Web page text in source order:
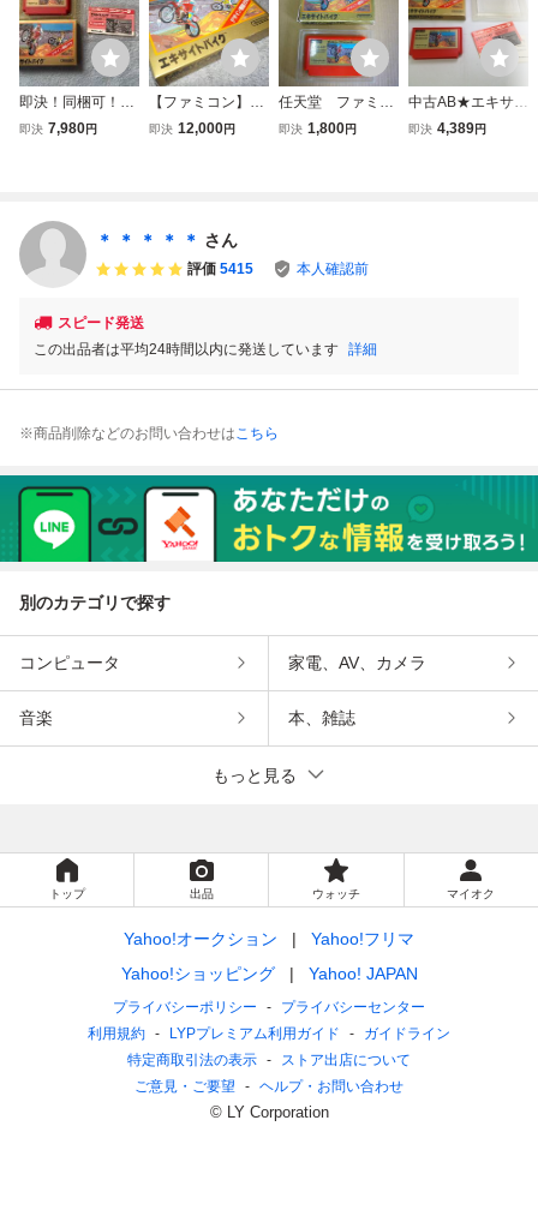
即決！同梱可！
美品 ファミコ
即決 7,980円
【ファミコン】
エキサイトバイ
即決 12,000円
任天堂 ファミリ
ーコンピュータ
即決 1,800円
中古AB★エキサイ
トバイク★ファミ
即決 4,389円
＊ ＊ ＊ ＊ ＊ さん
評価 5415 本人確認前
スピード発送
この出品者は平均24時間以内に発送しています 詳細
※商品削除などのお問い合わせはこちら
別のカテゴリで探す
コンピュータ 家電、AV、カメラ
音楽 本、雑誌
もっと見る
トップ 出品 ウォッチ マイオク
Yahoo!オークション
Yahoo!フリマ
Yahoo!ショッピング
Yahoo! JAPAN
プライバシーポリシー
プライバシーセンター
利用規約
LYPプレミアム利用ガイド
ガイドライン
特定商取引法の表示
ストア出店について
ご意見・ご要望
ヘルプ・お問い合わせ
© LY Corporation